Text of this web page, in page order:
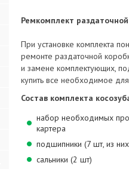
Ремкомплект
При установке комплекта
ремонте раздаточной
и замене комплектующих,
купить все необходимое
Состав комплекта
набор необходимых
картера
подшипники (7 шт, из
сальники (2 шт)